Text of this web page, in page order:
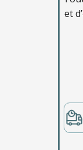
et